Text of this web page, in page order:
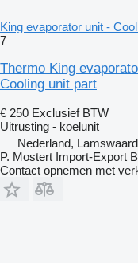
King evaporator unit -
7
Thermo King
Cooling unit part
€ 250 Exclusief BTW
Uitrusting - koelunit
Nederland,
P. Mostert Import-Export
Contact opnemen met